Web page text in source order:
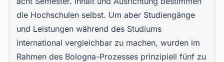
die Hochschulen selbst. Um aber Studiengänge
und Leistungen während des Studiums
international vergleichbar zu machen, wurden im
Rahmen des Bologna-Prozesses prinzipiell fünf zu